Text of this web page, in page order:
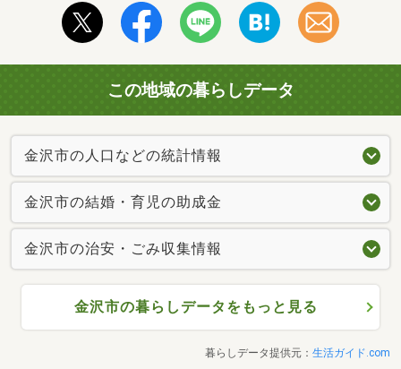
この地域の暮らしデータ
金沢市の人口などの統計情報
金沢市の結婚・育児の助成金
金沢市の治安・ごみ収集情報
金沢市の暮らしデータをもっと見る
暮らしデータ提供元： 生活ガイド.com